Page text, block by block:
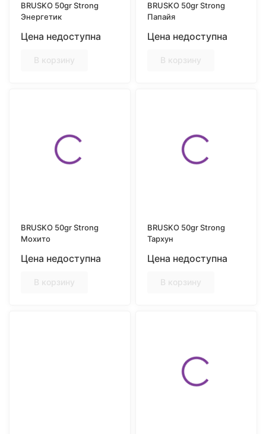
BRUSKO 50gr Strong
Энергетик
Цена недоступна
В корзину
BRUSKO 50gr Strong
Папайя
Цена недоступна
В корзину
BRUSKO 50gr Strong
Мохито
Цена недоступна
В корзину
BRUSKO 50gr Strong
Тархун
Цена недоступна
В корзину